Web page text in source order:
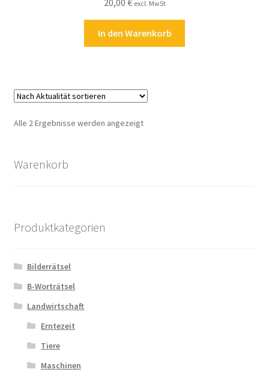
20,00 € excl. MwSt
In den Warenkorb
Alle 2 Ergebnisse werden angezeigtNach
Warenkorb
Produktkategorien
Bilderrätsel
B-Worträtsel
Landwirtschaft
Erntezeit
Tiere
Maschinen